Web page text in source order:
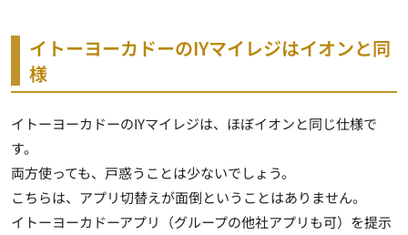
イトーヨーカドーのIYマイレジはイオンと同
様
イトーヨーカドーのIYマイレジは、ほぼイオンと同じ仕様で
す。
両方使っても、戸惑うことは少ないでしょう。
こちらは、アプリ切替えが面倒ということはありません。
イトーヨーカドーアプリ（グループの他社アプリも可）を提示